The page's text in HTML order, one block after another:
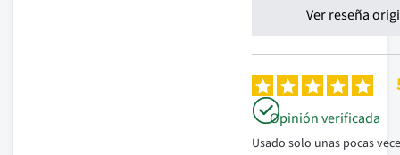
Ver reseña
Opinión verificada
Usado solo unas pocas